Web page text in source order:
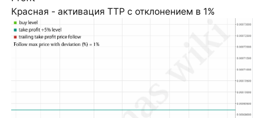
Красная - активация TTP с отклонением в 1%